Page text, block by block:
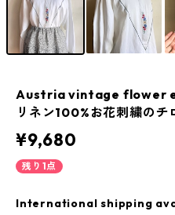
Austria vintage flower
リネン100%お花刺繍のチ
¥9,680
残り1点
International shipping